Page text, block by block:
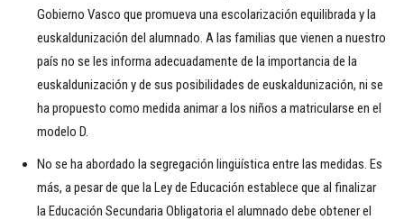
Gobierno Vasco que promueva una escolarización equilibrada y la
euskaldunización del alumnado. A las familias que vienen a nuestro
país no se les informa adecuadamente de la importancia de la
euskaldunización y de sus posibilidades de euskaldunización, ni se
ha propuesto como medida animar a los niños a matricularse en el
modelo D.
No se ha abordado la segregación lingüística entre las medidas. Es
más, a pesar de que la Ley de Educación establece que al finalizar
la Educación Secundaria Obligatoria el alumnado debe obtener el